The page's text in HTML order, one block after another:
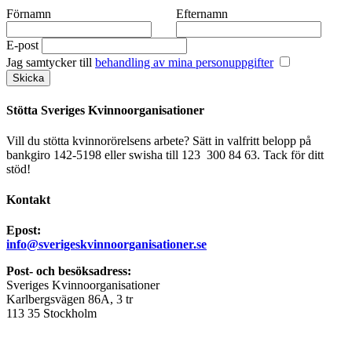
Förnamn Efternamn
E-post
Jag samtycker till behandling av mina personuppgifter
Stötta Sveriges Kvinnoorganisationer
Vill du stötta kvinnorörelsens arbete? Sätt in valfritt belopp på
bankgiro 142-5198 eller swisha till 123 300 84 63. Tack för ditt
stöd!
Kontakt
Epost:
info@sverigeskvinnoorganisationer.se
Post- och besöksadress:
Sveriges Kvinnoorganisationer
Karlbergsvägen 86A, 3 tr
113 35 Stockholm